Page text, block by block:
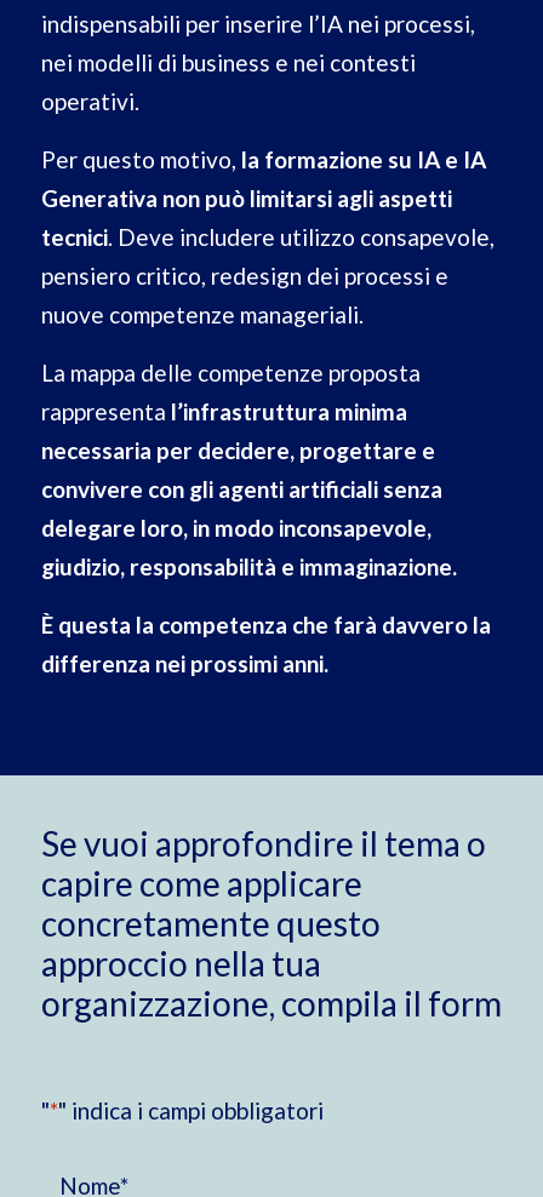
indispensabili per inserire l’IA nei processi,
nei modelli di business e nei contesti
operativi.
Per questo motivo, la formazione su IA e IA
Generativa non può limitarsi agli aspetti
tecnici. Deve includere utilizzo consapevole,
pensiero critico, redesign dei processi e
nuove competenze manageriali.
La mappa delle competenze proposta
rappresenta l’infrastruttura minima
necessaria per decidere, progettare e
convivere con gli agenti artificiali senza
delegare loro, in modo inconsapevole,
giudizio, responsabilità e immaginazione.
È questa la competenza che farà davvero la
differenza nei prossimi anni.
Se vuoi approfondire il tema o
capire come applicare
concretamente questo
approccio nella tua
organizzazione, compila il form
"*" indica i campi obbligatori